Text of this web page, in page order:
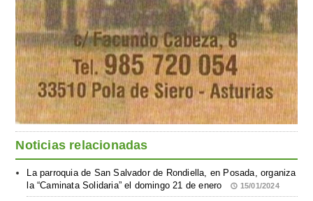
Noticias relacionadas
La parroquia de San Salvador de Rondiella, en Posada, organiza
la “Caminata Solidaria” el domingo 21 de enero
15/01/2024